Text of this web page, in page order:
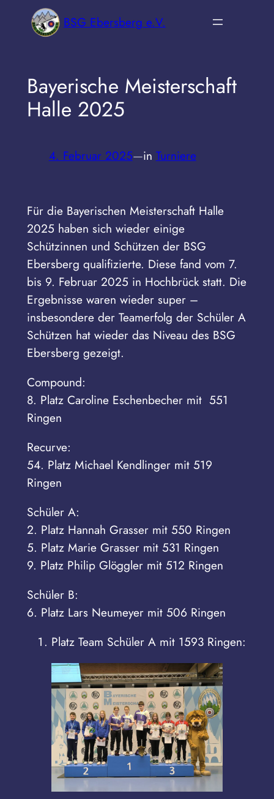
BSG Ebersberg e.V.
Bayerische Meisterschaft
Halle 2025
4. Februar 2025—in Turniere
Für die Bayerischen Meisterschaft Halle
2025 haben sich wieder einige
Schützinnen und Schützen der BSG
Ebersberg qualifizierte. Diese fand vom 7.
bis 9. Februar 2025 in Hochbrück statt. Die
Ergebnisse waren wieder super –
insbesondere der Teamerfolg der Schüler A
Schützen hat wieder das Niveau des BSG
Ebersberg gezeigt.
Compound:
8. Platz Caroline Eschenbecher mit 551
Ringen
Recurve:
54. Platz Michael Kendlinger mit 519
Ringen
Schüler A:
2. Platz Hannah Grasser mit 550 Ringen
5. Platz Marie Grasser mit 531 Ringen
9. Platz Philip Glöggler mit 512 Ringen
Schüler B:
6. Platz Lars Neumeyer mit 506 Ringen
Platz Team Schüler A mit 1593 Ringen: